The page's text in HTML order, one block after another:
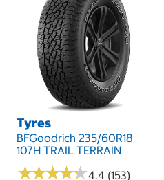
Tyres
BFGoodrich 235/60R18
107H TRAIL TERRAIN
★★★★★
★★★★★4.4 (153)